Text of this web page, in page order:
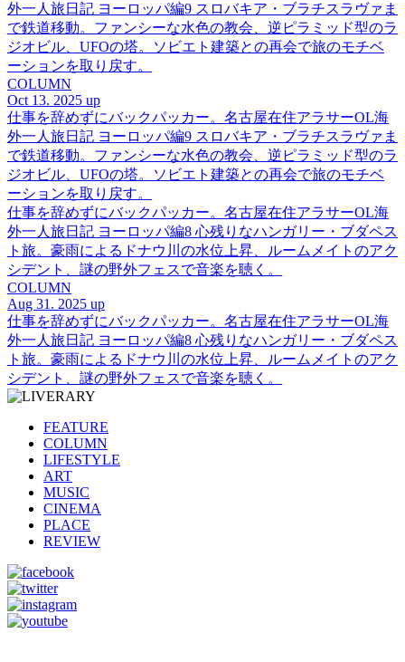
外一人旅日記 ヨーロッパ編9 スロバキア・ブラチスラヴァま
で鉄道移動。ファンシーな水色の教会、逆ピラミッド型のラ
ジオビル、UFOの塔。ソビエト建築との再会で旅のモチベ
ーションを取り戻す。
COLUMN
Oct 13. 2025 up
仕事を辞めずにバックパッカー。名古屋在住アラサーOL海
外一人旅日記 ヨーロッパ編9 スロバキア・ブラチスラヴァま
で鉄道移動。ファンシーな水色の教会、逆ピラミッド型のラ
ジオビル、UFOの塔。ソビエト建築との再会で旅のモチベ
ーションを取り戻す。
仕事を辞めずにバックパッカー。名古屋在住アラサーOL海
外一人旅日記 ヨーロッパ編8 心残りなハンガリー・ブダペス
ト旅。豪雨によるドナウ川の水位上昇、ルームメイトのアク
シデント、謎の野外フェスで音楽を聴く。
COLUMN
Aug 31. 2025 up
仕事を辞めずにバックパッカー。名古屋在住アラサーOL海
外一人旅日記 ヨーロッパ編8 心残りなハンガリー・ブダペス
ト旅。豪雨によるドナウ川の水位上昇、ルームメイトのアク
シデント、謎の野外フェスで音楽を聴く。
FEATURE
COLUMN
LIFESTYLE
ART
MUSIC
CINEMA
PLACE
REVIEW